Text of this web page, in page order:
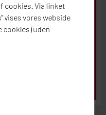
cookies. Via linket
vises vores webside
cookies (uden